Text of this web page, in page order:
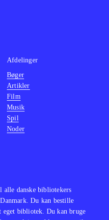
er
spillet ofte
dørene.
da
for
.
af, men
stil og
at spillet
danske bibliotekers
Du kan bestille
eget bibliotek. Du kan bruge
Afdelinger
Bøger
Artikler
Film
Musik
Spil
Noder